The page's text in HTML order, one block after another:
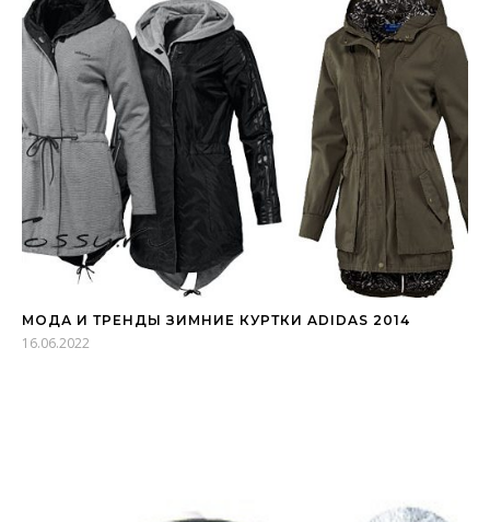
МОДА И ТРЕНДЫ ЗИМНИЕ КУРТКИ ADIDAS 2014
16.06.2022